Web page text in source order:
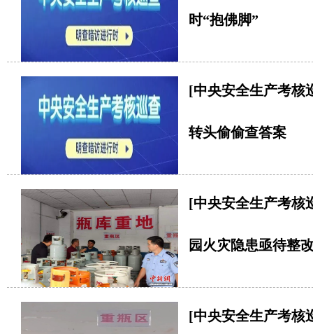
时“抱佛脚”
[中央安全生产考核
转头偷偷查答案
[中央安全生产考核
园火灾隐患亟待整
[中央安全生产考核